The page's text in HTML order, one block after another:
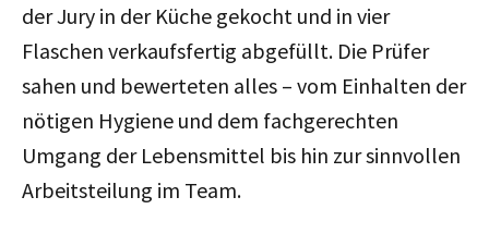
der Jury in der Küche gekocht und in vier
Flaschen verkaufsfertig abgefüllt. Die Prüfer
sahen und bewerteten alles – vom Einhalten der
nötigen Hygiene und dem fachgerechten
Umgang der Lebensmittel bis hin zur sinnvollen
Arbeitsteilung im Team.